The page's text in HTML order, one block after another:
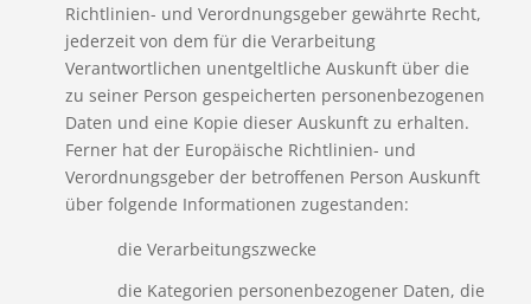
Richtlinien- und Verordnungsgeber gewährte Recht,
jederzeit von dem für die Verarbeitung
Verantwortlichen unentgeltliche Auskunft über die
zu seiner Person gespeicherten personenbezogenen
Daten und eine Kopie dieser Auskunft zu erhalten.
Ferner hat der Europäische Richtlinien- und
Verordnungsgeber der betroffenen Person Auskunft
über folgende Informationen zugestanden:
die Verarbeitungszwecke
die Kategorien personenbezogener Daten, die